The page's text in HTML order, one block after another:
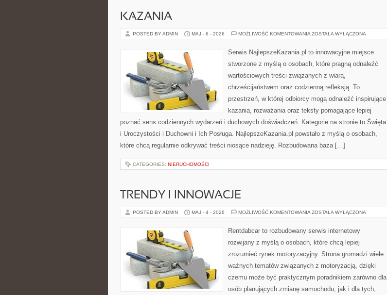
KAZANIA
POSTED BY ADMIN MAJ - 6 - 2026 MOŻLIWOŚĆ KOMENTOWANIA KAZANIA
ZOSTAŁA WYŁĄCZONA
Serwis NajlepszeKazania.pl to innowacyjne miejsce
stworzone z myślą o osobach, które pragną odnaleźć
wartościowych treści związanych z wiarą,
chrześcijaństwem oraz codzienną refleksją. To
przestrzeń, w której odbiorcy mogą odnaleźć inspirujące
kazania, rozważania oraz teksty pomagające lepiej
poznać sens codziennych wydarzeń i duchowych doświadczeń. Kategorie na stronie to Święta
i Uroczystości i Duchowni i Ich Posługa. NajlepszeKazania.pl powstało z myślą o osobach,
które chcą regularnie odkrywać treści niosące nadzieję. Rozbudowana baza […]
CATEGORIES: NIERUCHOMOŚCI
TRENDY I INNOWACJE
POSTED BY ADMIN MAJ - 4 - 2026 MOŻLIWOŚĆ KOMENTOWANIA TRENDY
ZOSTAŁA WYŁĄCZONA
Rentdabcar to rozbudowany serwis internetowy
rozwijany z myślą o osobach, które chcą lepiej
zrozumieć rynek motoryzacyjny. Strona gromadzi wiele
ważnych tematów związanych z motoryzacją, dzięki
czemu może być praktycznym poradnikiem zarówno dla
osób planujących zmianę samochodu, jak i dla tych,